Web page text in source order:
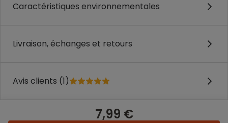
Caractéristiques environnementales
Livraison, échanges et retours
Avis clients (1)
7,99 €